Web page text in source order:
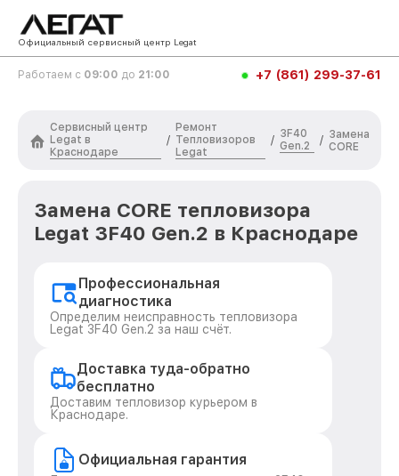
Официальный сервисный центр Legat
Работаем с 09:00 до 21:00 +7 (861) 299-37-61
Сервисный центр
Legat в
Краснодаре
/
Ремонт
Тепловизоров
Legat
/
3F40
Gen.2
/ Замена
CORE
Замена CORE тепловизора
Legat 3F40 Gen.2 в Краснодаре
Профессиональная
диагностика
Определим неисправность тепловизора
Legat 3F40 Gen.2 за наш счёт.
Доставка туда-обратно
бесплатно
Доставим тепловизор курьером в
Краснодаре.
Официальная гарантия